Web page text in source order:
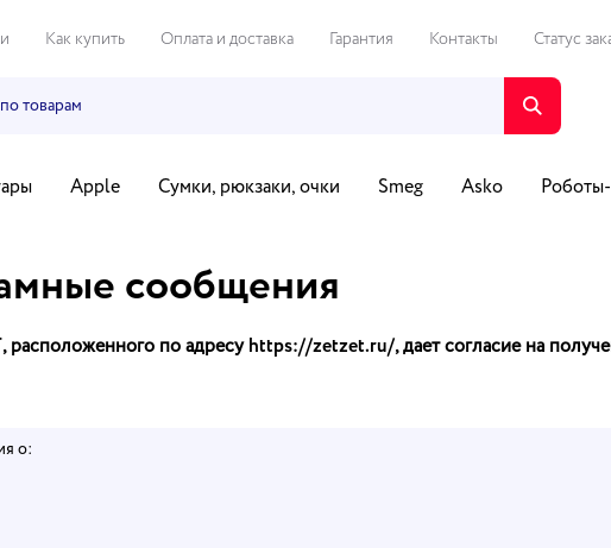
Как купить Оплата и доставка Гарантия Контакты Статус
Apple Сумки, рюкзаки, очки Smeg Asko
сообщения
, расположенного по адресу https://zetzet.ru/, дает согласие на
о: